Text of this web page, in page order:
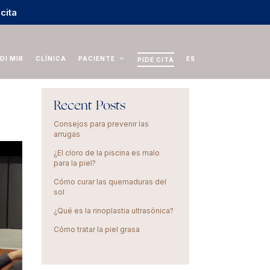
MIR CLÍNICA PACIENTE PIDE CITA ES
Recent Posts
Consejos para prevenir las
arrugas
¿El cloro de la piscina es malo
para la piel?
Cómo curar las quemaduras del
sol
¿Qué es la rinoplastia ultrasónica?
Cómo tratar la piel grasa